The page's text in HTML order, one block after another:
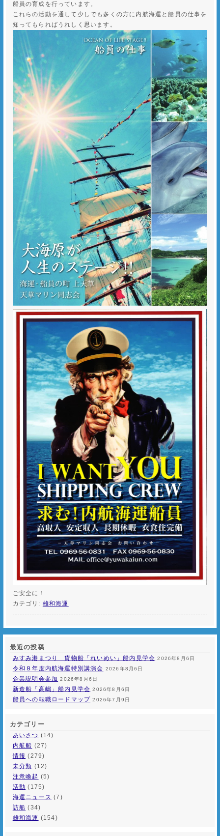
船員の育成を行っています。
これらの活動を通して少しでも多くの方に内航海運と船員の仕事を
知ってもらればうれしく思います。
ご安全に！
カテゴリ: 雄和海運
最近の投稿
みすみ港まつり 貨物船「れいめい」船内見学会 2026年8月6日
令和８年度内航海運特別講演会 2026年8月6日
企業説明会参加 2026年8月6日
新造船「高嶋」船内見学会 2026年8月6日
船員への転職ロードマップ 2026年7月9日
カテゴリー
あいさつ (14)
内航船 (27)
情報 (279)
未分類 (12)
注意喚起 (5)
活動 (175)
海運ニュース (7)
訪船 (34)
雄和海運 (154)